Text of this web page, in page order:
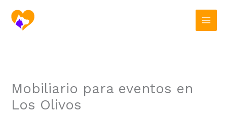
contenido
Mobiliario para eventos en
Los Olivos